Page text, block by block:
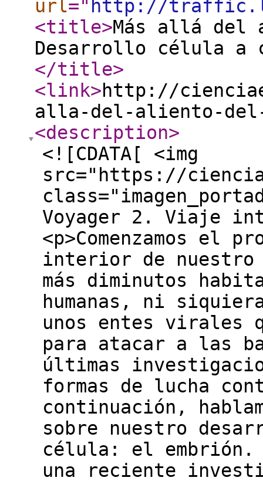
url=" http://
<title>Más allá del
Desarrollo célula a
</title>
<link>http://
alla-del-aliento-
<description>
<![CDATA[ <img
src="https://
Voyager 2. Viaje
<p>Comenzamos el
interior de nuestro
más diminutos
humanas, ni
unos entes virales
para atacar a las
últimas
formas de lucha
continuación,
sobre nuestro
célula: el embrión.
una reciente